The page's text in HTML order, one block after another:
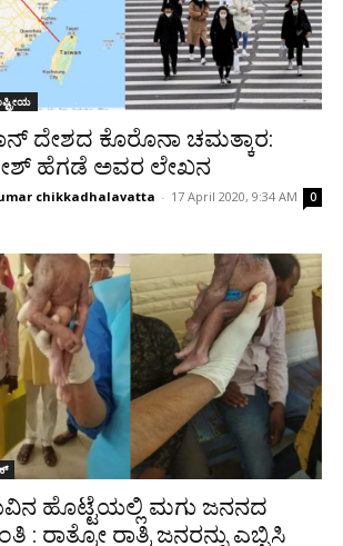
ದೇಶದ ಕೊರೊನಾ ಚಮತ್ಕಾರ:
ಹೆಗಡೆ ಅವರ ಲೇಖನ
chikkadhalavatta - 17 April 2020, 9:34 AM 0
ಹೊಟ್ಟೆಯಲ್ಲಿ ಮಗು ಜನನದ
: ರಾತ್ರೋ ರಾತ್ರಿ ಜನರನ್ನು ಎಬ್ಬಿಸಿ